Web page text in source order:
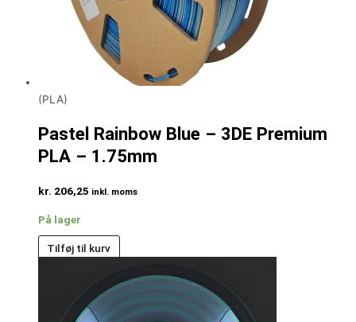
(PLA)
Pastel Rainbow Blue – 3DE Premium
PLA – 1.75mm
kr. 206,25 inkl. moms
På lager
Tilføj til kurv